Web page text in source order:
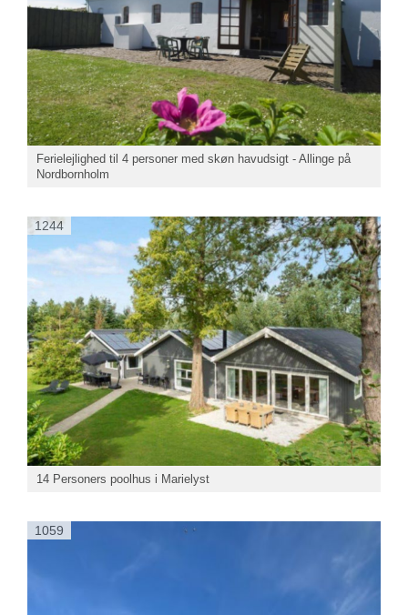
Ferielejlighed til 4 personer med skøn havudsigt - Allinge på
Nordbornholm
1244
14 Personers poolhus i Marielyst
1059